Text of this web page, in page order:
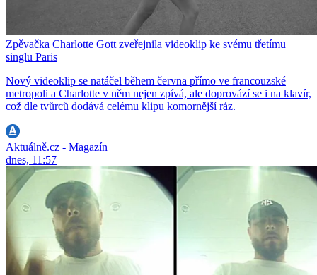
Zpěvačka Charlotte Gott zveřejnila videoklip ke svému třetímu
singlu Paris
Nový videoklip se natáčel během června přímo ve francouzské
metropoli a Charlotte v něm nejen zpívá, ale doprovází se i na klavír,
což dle tvůrců dodává celému klipu komornější ráz.
Aktuálně.cz - Magazín
dnes, 11:57